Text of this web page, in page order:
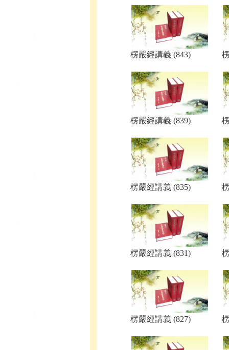
楞嚴經講義 (843)
楞嚴經講義 (839)
楞嚴經講義 (835)
楞嚴經講義 (831)
楞嚴經講義 (827)